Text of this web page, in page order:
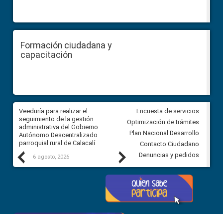
Formación ciudadana y
capacitación
Previous
Veeduría para realizar el
seguimiento de la gestión
administrativa del Gobierno
Autónomo Descentralizado
parroquial rural de Calacalí
6 agosto, 2026
Veeduría para vigilar los
derivados de la Audiencia
comunidad Urbina, parroquia
Carolina
5 agosto, 2026
Next
Encuesta de servicios
Optimización de trámites
Plan Nacional Desarrollo
Contacto Ciudadano
Denuncias y pedidos